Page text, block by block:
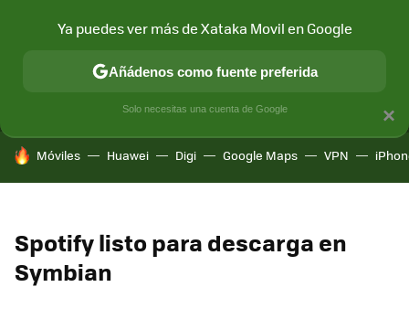
MÓVIL Y SOCIEDAD APLICACIONES
HOY SE HABLA DE
Móviles Huawei Digi Google Maps VPN
Spotify listo para descarga en
Symbian
×
Ya puedes ver más de Xataka Movil en Google
Añádenos como fuente preferida
Solo necesitas una cuenta de Google